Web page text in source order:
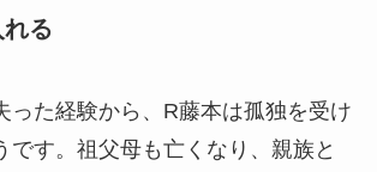
る
った経験から、R藤本は孤独を受け
です。祖父母も亡くなり、親族と